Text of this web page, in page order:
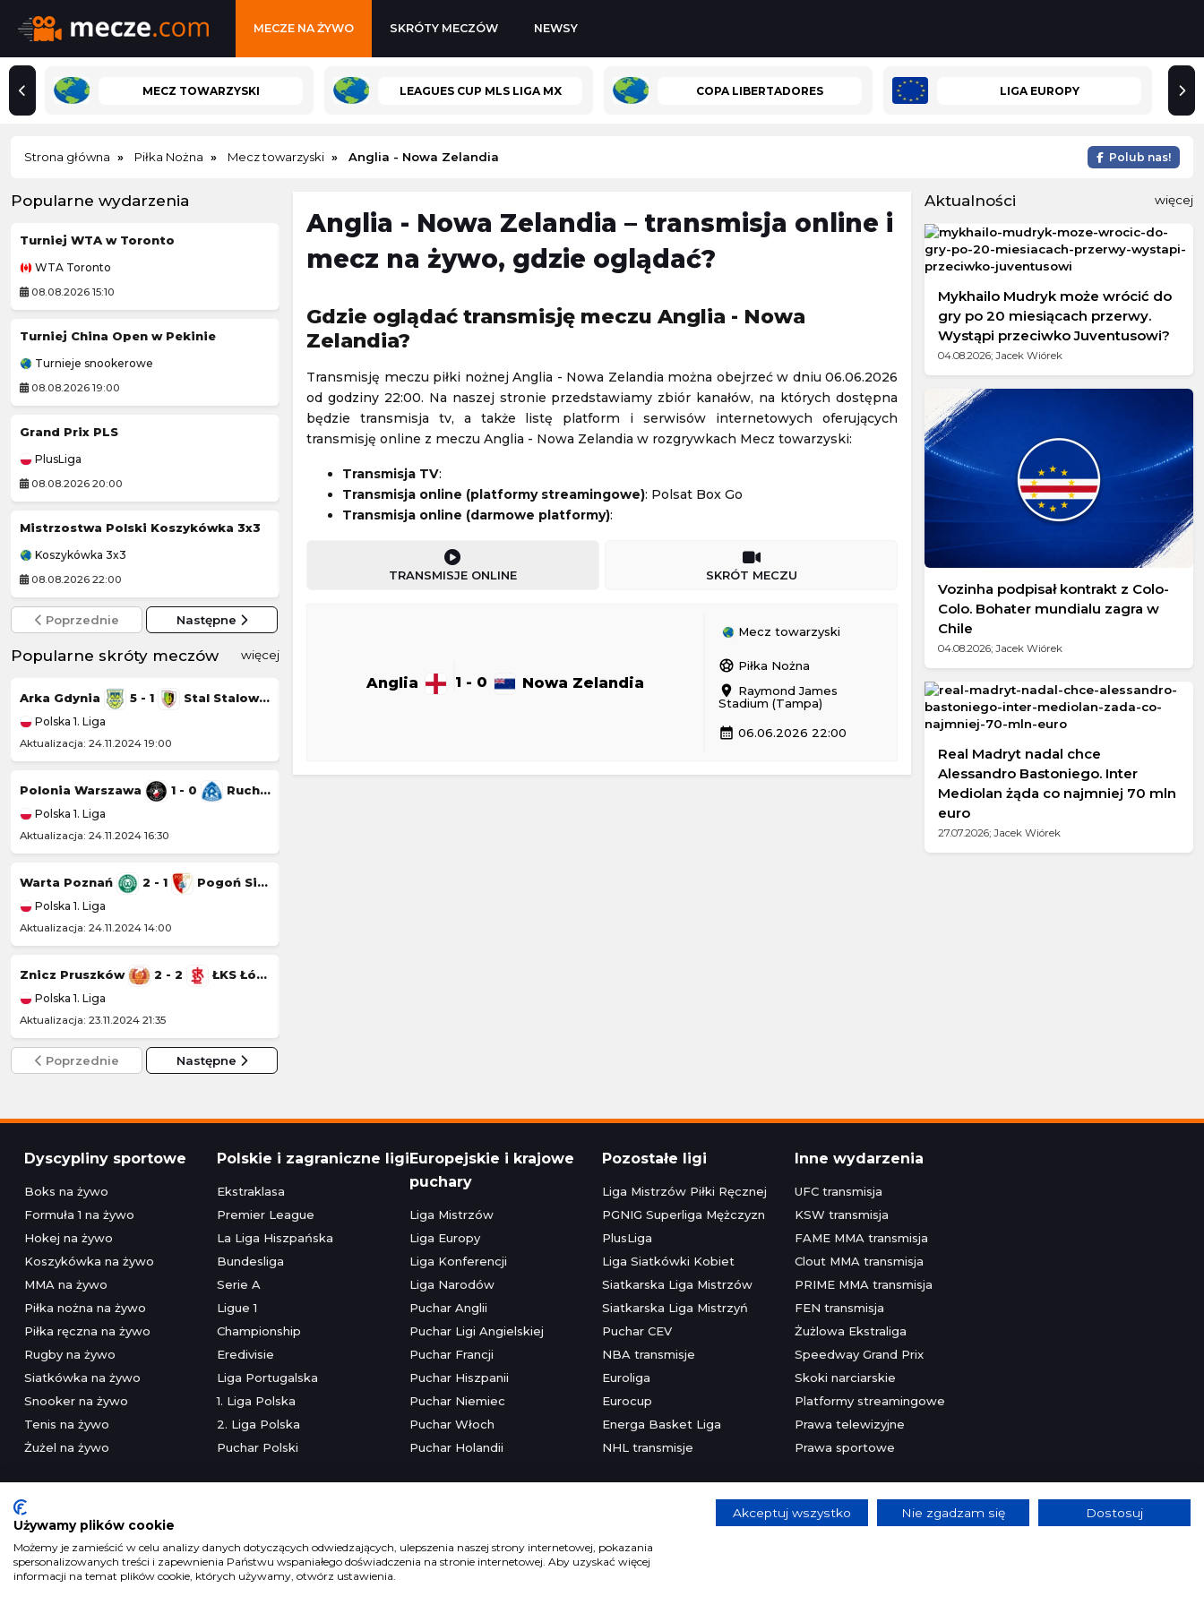
MECZE NA ŻYWO SKRÓTY MECZÓW NEWSY
MECZ TOWARZYSKI LEAGUES CUP MLS LIGA MX COPA LIBERTADORES LIGA EUROPY
Strona główna Piłka Nożna Mecz towarzyski Anglia - Nowa Zelandia Polub nas!
Popularne wydarzenia
Turniej WTA w Toronto
WTA Toronto
08.08.2026 15:10
Turniej China Open w Pekinie
Turnieje snookerowe
08.08.2026 19:00
Grand Prix PLS
PlusLiga
08.08.2026 20:00
Mistrzostwa Polski Koszykówka 3x3
Koszykówka 3x3
08.08.2026 22:00
Ekstraliga Kobiet
Grand Prix MotoGP
08.08.2026 20:40
Czornomoreć Odessa - Kołos Kowaliwka
Polska 3. Liga
AP 2010 Orlen Gdańsk - Uniwersytet Jagielloński
Poprzednie Następne
Popularne skróty meczów więcej
Arka Gdynia 5 - 1 Stal Stalowa Wola
Polska 1. Liga
Aktualizacja: 24.11.2024 19:00
Polonia Warszawa 1 - 0 Ruch Chorzów
Polska 1. Liga
Aktualizacja: 24.11.2024 16:30
Warta Poznań 2 - 1 Pogoń Siedlce
Polska 1. Liga
Aktualizacja: 24.11.2024 14:00
Znicz Pruszków 2 - 2 ŁKS Łódź
Polska 1. Liga
Aktualizacja: 23.11.2024 21:35
2 - 2 Piast Gliwice
Poprzednie Następne
Anglia - Nowa Zelandia – transmisja online i
mecz na żywo, gdzie oglądać?
Gdzie oglądać transmisję meczu Anglia - Nowa
Zelandia?
Transmisję meczu piłki nożnej Anglia - Nowa Zelandia można obejrzeć w dniu 06.06.2026
od godziny 22:00. Na naszej stronie przedstawiamy zbiór kanałów, na których dostępna
będzie transmisja tv, a także listę platform i serwisów internetowych oferujących
transmisję online z meczu Anglia - Nowa Zelandia w rozgrywkach Mecz towarzyski:
Transmisja TV:
Transmisja online (platformy streamingowe): Polsat Box Go
Transmisja online (darmowe platformy):
TRANSMISJE ONLINE SKRÓT MECZU
Anglia 1 - 0 Nowa Zelandia
Mecz towarzyski
sports_soccer Piłka Nożna
location_on Raymond James
Stadium (Tampa)
calendar_month 06.06.2026 22:00
Aktualności więcej
Mykhailo Mudryk może wrócić do
gry po 20 miesiącach przerwy.
Wystąpi przeciwko Juventusowi?
04.08.2026; Jacek Wiórek
Vozinha podpisał kontrakt z Colo-
Colo. Bohater mundialu zagra w
Chile
04.08.2026; Jacek Wiórek
Real Madryt nadal chce
Alessandro Bastoniego. Inter
Mediolan żąda co najmniej 70 mln
euro
27.07.2026; Jacek Wiórek
Dyscypliny sportowe
Boks na żywo
Formuła 1 na żywo
Hokej na żywo
Koszykówka na żywo
MMA na żywo
Piłka nożna na żywo
Piłka ręczna na żywo
Rugby na żywo
Siatkówka na żywo
Snooker na żywo
Tenis na żywo
Żużel na żywo
Polskie i zagraniczne ligi
Ekstraklasa
Premier League
La Liga Hiszpańska
Bundesliga
Serie A
Ligue 1
Championship
Eredivisie
Liga Portugalska
1. Liga Polska
2. Liga Polska
Puchar Polski
Europejskie i krajowe
puchary
Liga Mistrzów
Liga Europy
Liga Konferencji
Liga Narodów
Puchar Anglii
Puchar Ligi Angielskiej
Puchar Francji
Puchar Hiszpanii
Puchar Niemiec
Puchar Włoch
Puchar Holandii
Pozostałe ligi
Liga Mistrzów Piłki Ręcznej
PGNIG Superliga Mężczyzn
PlusLiga
Liga Siatkówki Kobiet
Siatkarska Liga Mistrzów
Siatkarska Liga Mistrzyń
Puchar CEV
NBA transmisje
Euroliga
Eurocup
Energa Basket Liga
NHL transmisje
Inne wydarzenia
UFC transmisja
KSW transmisja
FAME MMA transmisja
Clout MMA transmisja
PRIME MMA transmisja
FEN transmisja
Żużlowa Ekstraliga
Speedway Grand Prix
Skoki narciarskie
Platformy streamingowe
Prawa telewizyjne
Prawa sportowe
Kontakt•Reklama• Polityka prywatności
Serwis wyłącznie dla osób powyżej 18 lat. Hazard może uzależniać. Graj odpowiedzialnie.
Używamy plików cookie
Możemy je zamieścić w celu analizy danych dotyczących odwiedzających, ulepszenia naszej strony internetowej, pokazania
spersonalizowanych treści i zapewnienia Państwu wspaniałego doświadczenia na stronie internetowej. Aby uzyskać więcej
informacji na temat plików cookie, których używamy, otwórz ustawienia.
Akceptuj wszystko Nie zgadzam się Dostosuj